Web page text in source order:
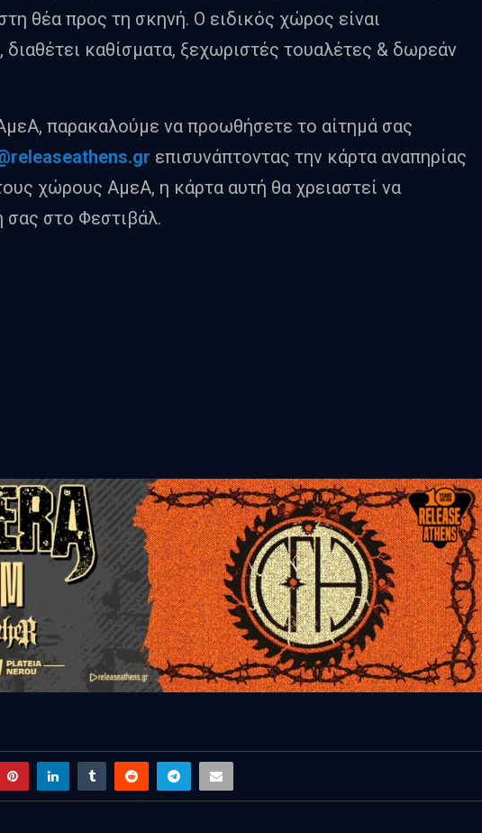
θέα προς τη σκηνή. Ο ειδικός χώρος είναι
καθίσματα, ξεχωριστές τουαλέτες & δωρεάν
ΑμεΑ, παρακαλούμε να προωθήσετε το αίτημά σας
releaseathens.gr επισυνάπτοντας την κάρτα αναπηρίας
χώρους ΑμεΑ, η κάρτα αυτή θα χρειαστεί να
σας στο Φεστιβάλ.